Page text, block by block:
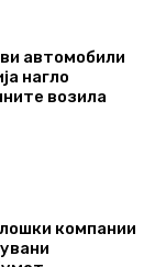
автомобили
нагло
возила
компании